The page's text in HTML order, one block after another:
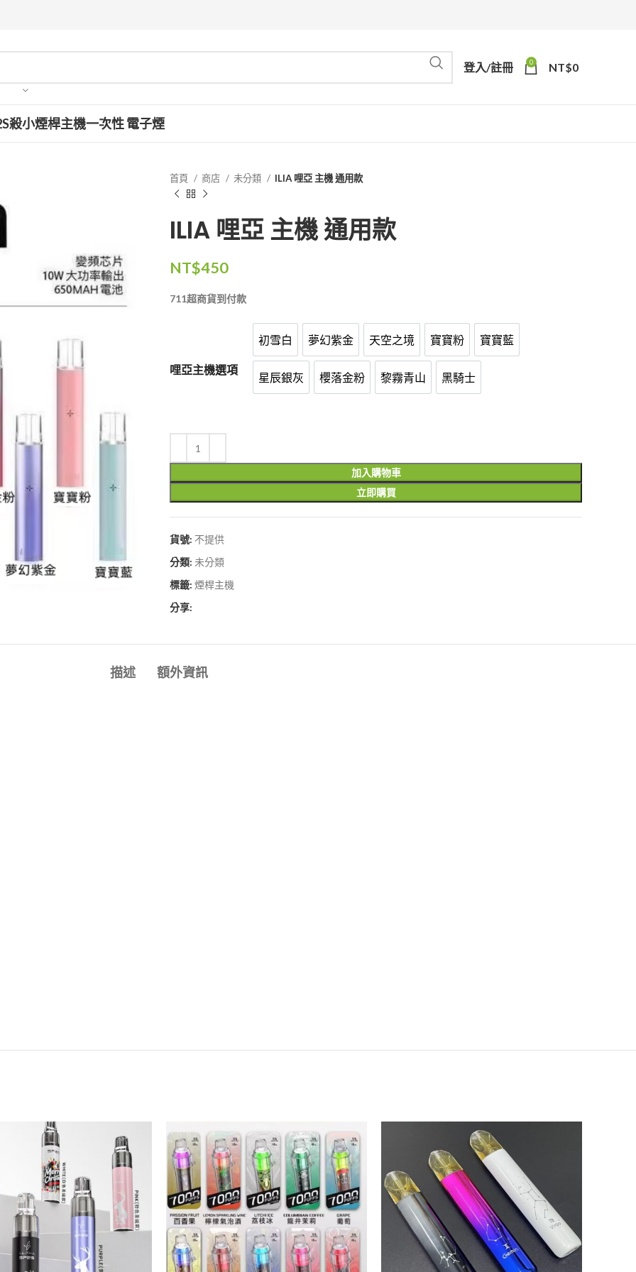
登入/註冊 0 NT$0
殺小煙桿主機一次性 電子煙
首頁 商店 未分類 ILIA 哩亞 主機 通用款
ILIA 哩亞 主機 通用款
NT$450
711超商貨到付款
哩亞主機選項
初雪白
初雪白 夢幻紫金
夢幻紫金 天空之境
天空之境 寶寶粉
寶寶粉 寶寶藍
寶寶藍
星辰銀灰
星辰銀灰櫻落金粉
櫻落金粉黎霧青山
黎霧青山黑騎士
黑騎士
加入購物車
立即購買
貨號: 不提供
分類: 未分類
標籤: 煙桿主機
分享:
描述 額外資訊